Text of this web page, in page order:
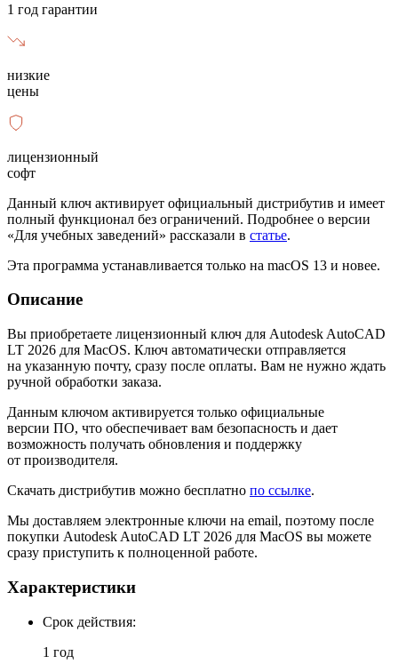
1 год гарантии
низкие
цены
лицензионный
софт
Данный ключ активирует официальный дистрибутив и имеет
полный функционал без ограничений. Подробнее о версии
«Для учебных заведений» рассказали в статье.
Эта программа устанавливается только на macOS 13 и новее.
Описание
Вы приобретаете лицензионный ключ для Autodesk AutoCAD
LT 2026 для MacOS. Ключ автоматически отправляется
на указанную почту, сразу после оплаты. Вам не нужно ждать
ручной обработки заказа.
Данным ключом активируется только официальные
версии ПО, что обеспечивает вам безопасность и дает
возможность получать обновления и поддержку
от производителя.
Скачать дистрибутив можно бесплатно по ссылке.
Мы доставляем электронные ключи на email, поэтому после
покупки Autodesk AutoCAD LT 2026 для MacOS вы можете
сразу приступить к полноценной работе.
Характеристики
Cрок действия:
1 год